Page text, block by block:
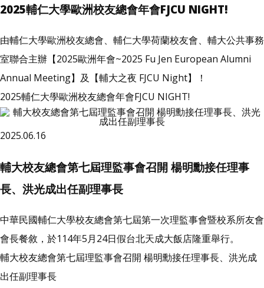
2025輔仁大學歐洲校友總會年會FJCU NIGHT!
由輔仁大學歐洲校友總會、輔仁大學荷蘭校友會、輔大公共事務
室聯合主辦【2025歐洲年會~2025 Fu Jen European Alumni
Annual Meeting】及【輔大之夜 FJCU Night】！
2025輔仁大學歐洲校友總會年會FJCU NIGHT!
2025.06.16
輔大校友總會第七屆理監事會召開 楊明勳接任理事
長、洪光成出任副理事長
中華民國輔仁大學校友總會第七屆第一次理監事會暨校系所友會
會長餐敘，於114年5月24日假台北天成大飯店隆重舉行。
輔大校友總會第七屆理監事會召開 楊明勳接任理事長、洪光成
出任副理事長